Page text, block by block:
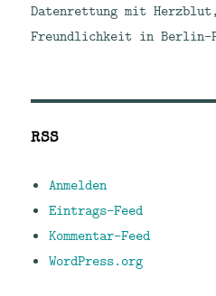
Datenrettung mit Herzblut,
Freundlichkeit in Berlin-
RSS
Anmelden
Eintrags-Feed
Kommentar-Feed
WordPress.org